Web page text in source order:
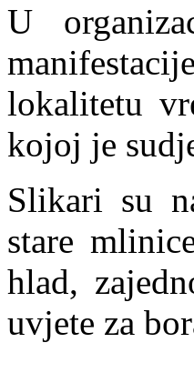
U
lokalitetu
kojoj je
Slikari su
stare
hlad,
uvjete za